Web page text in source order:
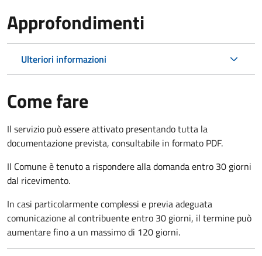
Approfondimenti
Ulteriori informazioni
Come fare
Il servizio può essere attivato presentando tutta la
documentazione prevista, consultabile in formato PDF.
Il Comune è tenuto a rispondere alla domanda entro 30 giorni
dal ricevimento.
In casi particolarmente complessi e previa adeguata
comunicazione al contribuente entro 30 giorni, il termine può
aumentare fino a un massimo di 120 giorni.